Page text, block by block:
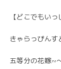
【どこでもい
きゃらっぴんす
五等分の花嫁∽